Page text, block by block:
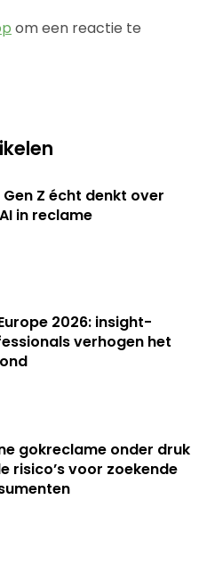
om een reactie te
Z écht denkt over
in reclame
Europe 2026: insight-
verhogen het
gokreclame onder druk
risico’s voor zoekende